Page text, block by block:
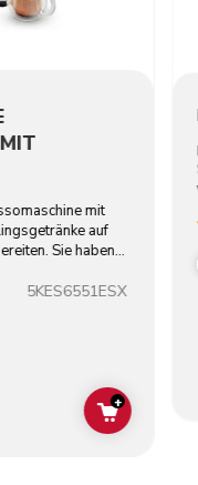
mit
auf
Sie haben
5KES6551ESX
ADD TO
+